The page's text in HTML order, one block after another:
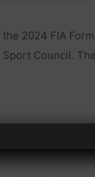
2024 FIA
Council. The